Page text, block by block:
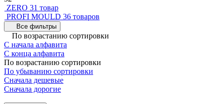
ZERO 31 товар
PROFI MOULD 36 товаров
Все фильтры
По возрастанию сортировки
С начала алфавита
С конца алфавита
По возрастанию сортировки
По убыванию сортировки
Сначала дешевые
Сначала дорогие